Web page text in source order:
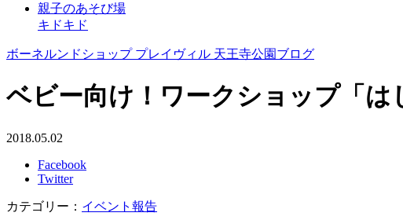
親子のあそび場
キドキド
ボーネルンドショップ プレイヴィル 天王寺公園ブログ
ベビー向け！ワークショップ「は
2018.05.02
Facebook
Twitter
カテゴリー： イベント報告